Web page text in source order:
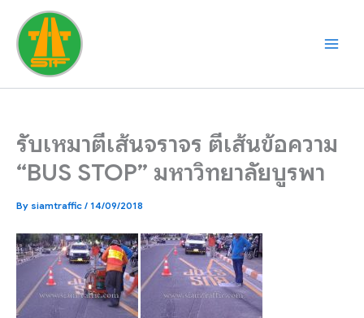
content
รับเหมาตีเส้นจราจร ตีเส้นข้อความ
“BUS STOP” มหาวิทยาลัยบูรพา
By siamtraffic / 14/09/2018